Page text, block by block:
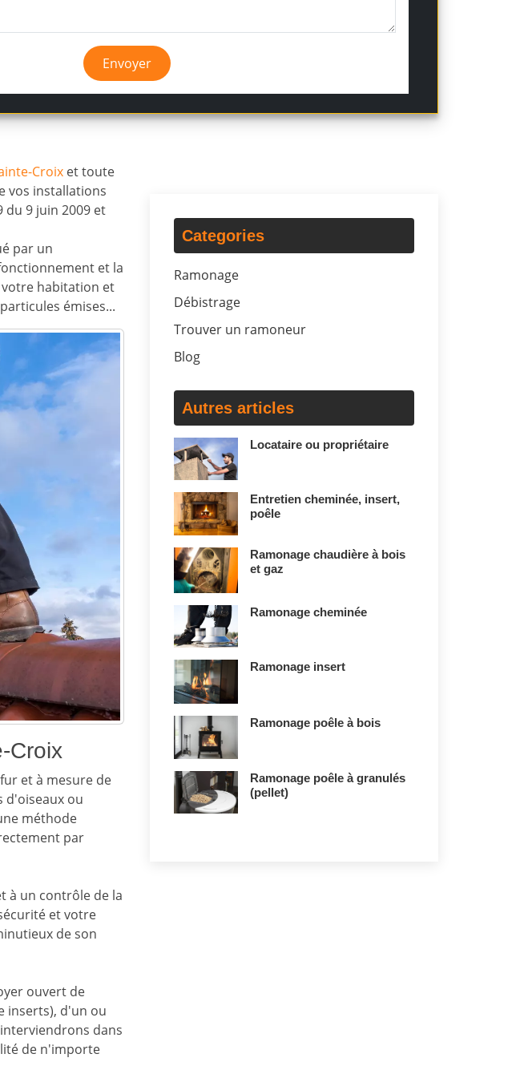
Envoyer
Croix et toute
vos installations
du 9 juin 2009 et
par un
et la
habitation et
émises...
Croix
et à mesure de
d'oiseaux ou
méthode
par
à un contrôle de la
et votre
de son
ouvert de
inserts), d'un ou
dans
de n'importe
Categories
Ramonage
Débistrage
Trouver un ramoneur
Blog
Autres articles
Locataire ou propriétaire
Entretien cheminée, insert,
poêle
Ramonage chaudière à bois
et gaz
Ramonage cheminée
Ramonage insert
Ramonage poêle à bois
Ramonage poêle à granulés
(pellet)